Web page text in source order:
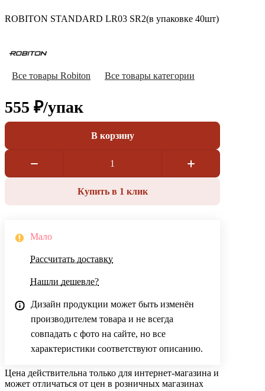
ROBITON STANDARD LR03 SR2(в упаковке 40шт)
Все товары Robiton Все товары категории
555 ₽/упак
В корзину
Купить в 1 клик
Мало
Рассчитать доставку
Нашли дешевле?
Дизайн продукции может быть изменён
производителем товара и не всегда
совпадать с фото на сайте, но все
характеристики соответствуют описанию.
Цена действительна только для интернет-магазина и
может отличаться от цен в розничных магазинах